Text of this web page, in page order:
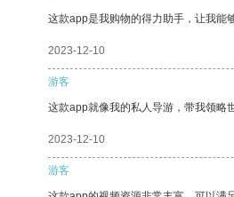
这款app是我购物的得力助手，让我能
2023-12-10
游客
这款app就像我的私人导游，带我领略
2023-12-10
游客